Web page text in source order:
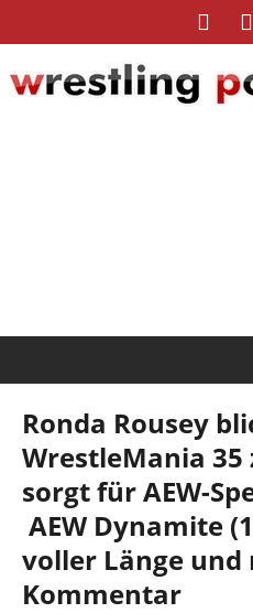
Ronda Rousey
WrestleMania
sorgt für AEW-
AEW Dynamite
voller Länge
Kommentar